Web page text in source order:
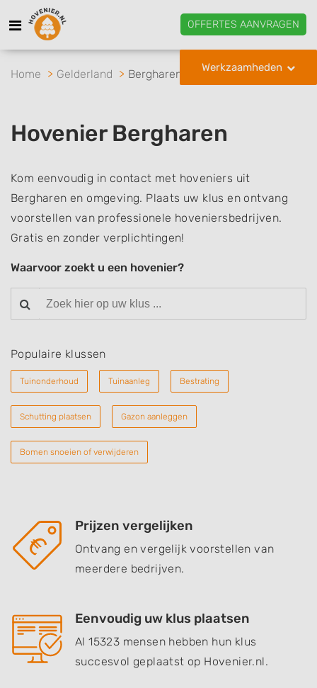
OFFERTES AANVRAGEN
Werkzaamheden
Home Gelderland Bergharen
Hovenier Bergharen
Kom eenvoudig in contact met hoveniers uit
Bergharen en omgeving. Plaats uw klus en ontvang
voorstellen van professionele hoveniersbedrijven.
Gratis en zonder verplichtingen!
Waarvoor zoekt u een hovenier?
Populaire klussen
Tuinonderhoud Tuinaanleg Bestrating
Schutting plaatsen Gazon aanleggen
Bomen snoeien of verwijderen
Prijzen vergelijken
Ontvang en vergelijk voorstellen van
meerdere bedrijven.
Eenvoudig uw klus plaatsen
Al 15323 mensen hebben hun klus
succesvol geplaatst op Hovenier.nl.